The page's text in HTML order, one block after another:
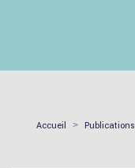
Accueil Publications